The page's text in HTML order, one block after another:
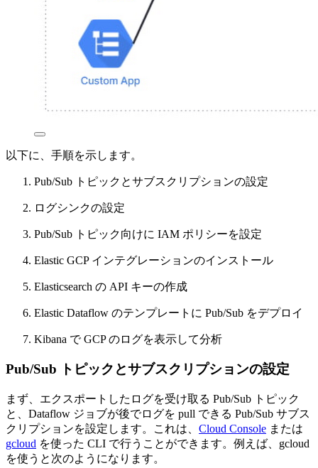
以下に、手順を示します。
Pub/Sub トピックとサブスクリプションの設定
ログシンクの設定
Pub/Sub トピック向けに IAM ポリシーを設定
Elastic GCP インテグレーションのインストール
Elasticsearch の API キーの作成
Elastic Dataflow のテンプレートに Pub/Sub をデプロイ
Kibana で GCP のログを表示して分析
Pub/Sub トピックとサブスクリプションの設定
まず、エクスポートしたログを受け取る Pub/Sub トピック
と、Dataflow ジョブが後でログを pull できる Pub/Sub サブス
クリプションを設定します。これは、 Cloud Console または
gcloud を使った CLI で行うことができます。例えば、gcloud
を使うと次のようになります。